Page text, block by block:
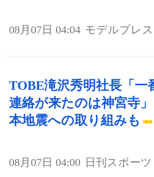
08月07日 04:04 モデルプレス
TOBE滝沢秀明社長「一
連絡が来たのは神宮寺
本地震への取り組みも
08月07日 04:00 日刊スポーツ